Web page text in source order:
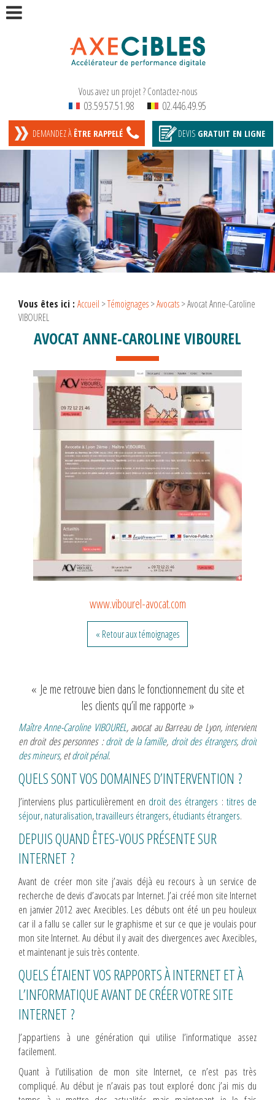
Vous avez un projet ? Contactez-nous
03.59.57.51.98 02.446.49.95
DEMANDEZ À ÊTRE RAPPELÉ DEVIS GRATUIT EN LIGNE
Vous êtes ici : Accueil >Témoignages>Avocats>Avocat Anne-Caroline
VIBOUREL
AVOCAT ANNE-CAROLINE VIBOUREL
www.vibourel-avocat.com
« Retour aux témoignages
« Je me retrouve bien dans le fonctionnement du site et
les clients qu’il me rapporte »
Maître Anne-Caroline VIBOUREL, avocat au Barreau de Lyon, intervient
en droit des personnes :droit de la famille, droit des étrangers, droit
des mineurs, etdroit pénal.
QUELS SONT VOS DOMAINES D’INTERVENTION ?
J’interviens plus particulièrement en droit des étrangers : titres de
séjour,naturalisation,travailleurs étrangers,étudiants étrangers.
DEPUIS QUAND ÊTES-VOUS PRÉSENTE SUR
INTERNET ?
Avant de créer mon site j’avais déjà eu recours à un service de
recherche de devis d’avocats par Internet. J’ai créé mon site Internet
en janvier 2012 avec Axecibles. Les débuts ont été un peu houleux
car il a fallu se caller sur le graphisme et sur ce que je voulais pour
mon site Internet. Au début il y avait des divergences avec Axecibles,
et maintenant je suis très contente.
QUELS ÉTAIENT VOS RAPPORTS À INTERNET ET À
L’INFORMATIQUE AVANT DE CRÉER VOTRE SITE
INTERNET ?
J’appartiens à une génération qui utilise l’informatique assez
facilement.
Quant à l’utilisation de mon site Internet, ce n’est pas très
compliqué. Au début je n’avais pas tout exploré donc j’ai mis du